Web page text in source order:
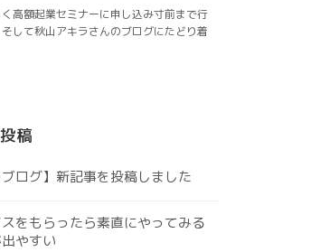
稿
ブログ】新記事を投稿しました
をもらったら素直にやってみる
やすい